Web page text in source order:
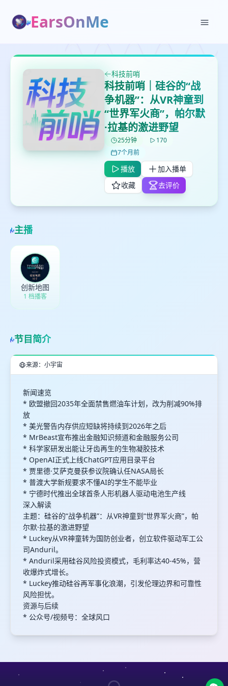
EarsOnMe
科技前哨
科技前哨｜硅谷的“战
争机器”：从VR神童到
“世界军火商”，帕尔默
·拉基的激进野望
25分钟
170
7个月前
播放
加入播单
收藏
去评价
主播
创新地图
1 档播客
节目简介
来源：小宇宙
新闻速览
* 欧盟撤回2035年全面禁售燃油车计划，改为削减90%排
放
* 美光警告内存供应短缺将持续到2026年之后
* MrBeast宣布推出金融知识频道和金融服务公司
* 科学家研发出能让牙齿再生的生物凝胶技术
* OpenAI正式上线ChatGPT应用目录平台
* 贾里德·艾萨克曼获参议院确认任NASA局长
* 普渡大学新规要求不懂AI的学生不能毕业
* 宁德时代推出全球首条人形机器人驱动电池生产线
深入解读
主题：硅谷的“战争机器”：从VR神童到“世界军火商”，帕
尔默·拉基的激进野望
* Luckey从VR神童转为国防创业者，创立软件驱动军工公
司Anduril。
* Anduril采用硅谷风险投资模式，毛利率达40-45%，营
收爆炸式增长。
* Luckey推动硅谷再军事化浪潮，引发伦理边界和可靠性
风险担忧。
资源与后续
* 公众号/视频号：全球风口
✕
打分
鼠标下留人
留
下
✕
删除确认
取消 确认删除
✕
加入播单
创建